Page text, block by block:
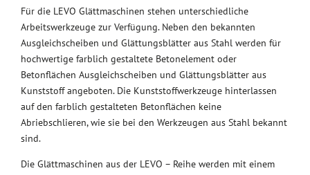
Für die LEVO Glättmaschinen stehen unterschiedliche
Arbeitswerkzeuge zur Verfügung. Neben den bekannten
Ausgleichscheiben und Glättungsblätter aus Stahl werden für
hochwertige farblich gestaltete Betonelement oder
Betonflächen Ausgleichscheiben und Glättungsblätter aus
Kunststoff angeboten. Die Kunststoffwerkzeuge hinterlassen
auf den farblich gestalteten Betonflächen keine
Abriebschlieren, wie sie bei den Werkzeugen aus Stahl bekannt
sind.
Die Glättmaschinen aus der LEVO – Reihe werden mit einem